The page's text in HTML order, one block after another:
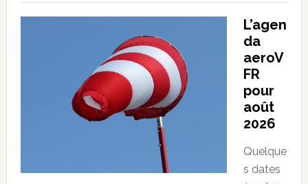
L’agen
da
aeroV
FR
pour
août
2026
Quelque
s dates